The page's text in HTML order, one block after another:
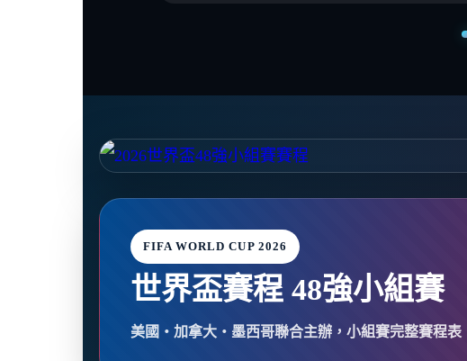
FIFA WORLD CUP 2026
世界盃賽程 48強小組賽
美國・加拿大・墨西哥聯合主辦，小組賽完整賽程表